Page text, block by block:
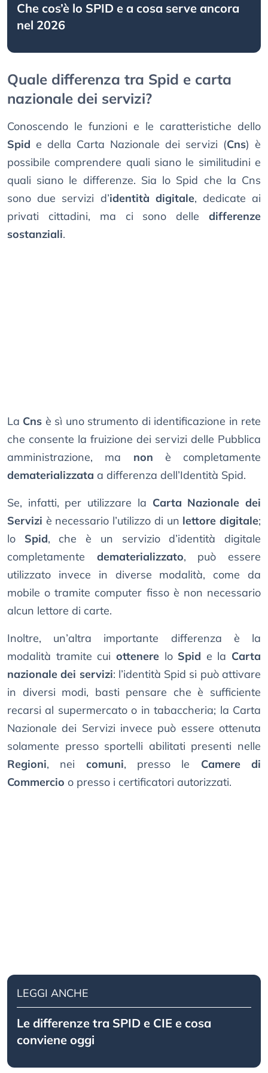
Che cos’è lo SPID e a cosa serve ancora
nel 2026
Quale differenza tra Spid e carta
nazionale dei servizi?
Conoscendo le funzioni e le caratteristiche dello
Spid e della Carta Nazionale dei servizi (Cns) è
possibile comprendere quali siano le similitudini e
quali siano le differenze. Sia lo Spid che la Cns
sono due servizi d’identità digitale, dedicate ai
privati cittadini, ma ci sono delle differenze
sostanziali.
La Cns è sì uno strumento di identificazione in rete
che consente la fruizione dei servizi delle Pubblica
amministrazione, ma non è completamente
dematerializzata a differenza dell’Identità Spid.
Se, infatti, per utilizzare la Carta Nazionale dei
Servizi è necessario l’utilizzo di un lettore digitale;
lo Spid, che è un servizio d’identità digitale
completamente dematerializzato, può essere
utilizzato invece in diverse modalità, come da
mobile o tramite computer fisso è non necessario
alcun lettore di carte.
Inoltre, un’altra importante differenza è la
modalità tramite cui ottenerelo Spid e la Carta
nazionale dei servizi: l’identità Spid si può attivare
in diversi modi, basti pensare che è sufficiente
recarsi al supermercato o in tabaccheria; la Carta
Nazionale dei Servizi invece può essere ottenuta
solamente presso sportelli abilitati presenti nelle
Regioni, nei comuni, presso le Camere di
Commercio o presso i certificatori autorizzati.
LEGGI ANCHE
Le differenze tra SPID e CIE e cosa
conviene oggi